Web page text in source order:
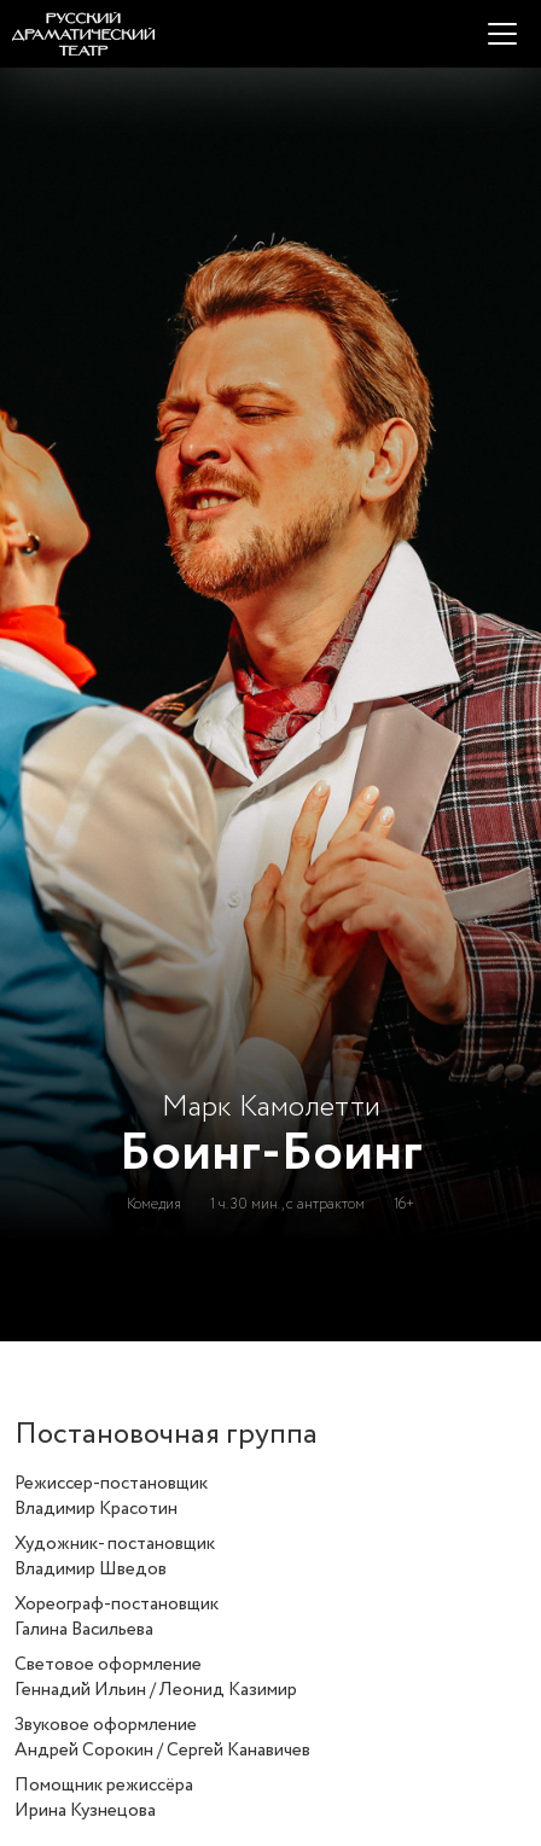
Марк Камолетти
Боинг-Боинг
Комедия 1 ч. 30 мин., с антрактом 16+
Постановочная группа
Режиссер-постановщик
Владимир Красотин
Художник- постановщик
Владимир Шведов
Хореограф-постановщик
Галина Васильева
Световое оформление
Геннадий Ильин / Леонид Казимир
Звуковое оформление
Андрей Сорокин / Сергей Канавичев
Помощник режиссёра
Ирина Кузнецова